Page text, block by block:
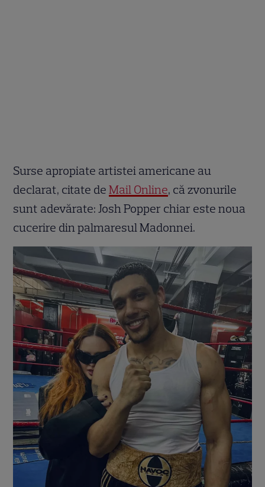
Surse apropiate artistei americane au
declarat, citate deMail Online, că zvonurile
sunt adevărate: Josh Popper chiar este noua
cucerire din palmaresul Madonnei.